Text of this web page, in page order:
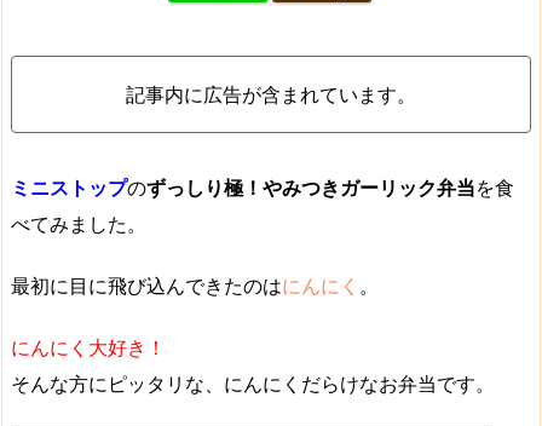
記事内に広告が含まれています。
ミニストップのずっしり極！やみつきガーリック弁当を食
べてみました。
最初に目に飛び込んできたのはにんにく 。
にんにく大好き！
そんな方にピッタリな、 にんにくだらけなお弁当です。